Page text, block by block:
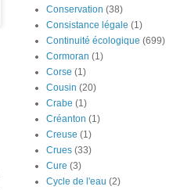
Conservation (38)
Consistance légale (1)
Continuité écologique (699)
Cormoran (1)
Corse (1)
Cousin (20)
Crabe (1)
Créanton (1)
Creuse (1)
Crues (33)
Cure (3)
Cycle de l'eau (2)